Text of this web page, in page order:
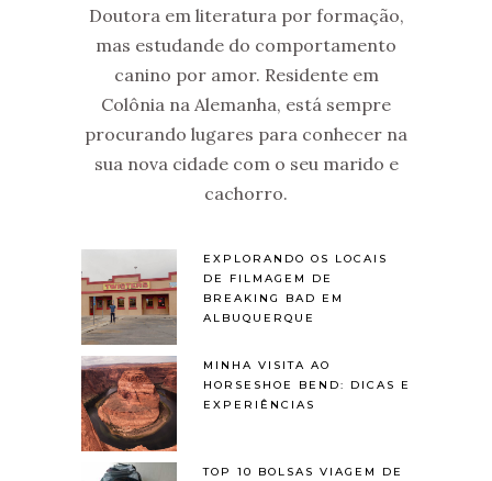
Doutora em literatura por formação,
mas estudande do comportamento
canino por amor. Residente em
Colônia na Alemanha, está sempre
procurando lugares para conhecer na
sua nova cidade com o seu marido e
cachorro.
EXPLORANDO OS LOCAIS
DE FILMAGEM DE
BREAKING BAD EM
ALBUQUERQUE
MINHA VISITA AO
HORSESHOE BEND: DICAS E
EXPERIÊNCIAS
TOP 10 BOLSAS VIAGEM DE